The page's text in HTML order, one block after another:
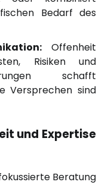
Bedarf des
Offenheit
Risiken und
schafft
Versprechen sind
und Expertise
Beratung